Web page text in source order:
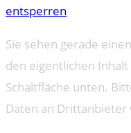
entsperren
Sie sehen gerade
den eigentlichen
Schaltfläche unten.
Daten an